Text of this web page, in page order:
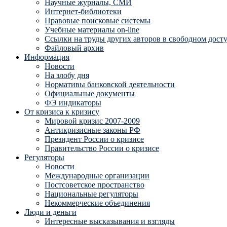
Научные журналы, СМИ
Интернет-библиотеки
Правовые поисковые системы
Учебные материалы on-line
Ссылки на труды других авторов в свободном
Файловый архив
Информация
Новости
На злобу дня
Нормативы банковской деятельности
Официальные документы
ФЭ индикаторы
От кризиса к кризису
Мировой кризис 2007-2009
Антикризисные законы РФ
Президент России о кризисе
Правительство России о кризисе
Регуляторы
Новости
Международные организации
Постсоветское пространство
Национальные регуляторы
Некоммерческие объединения
Люди и деньги
Интересные высказывания и взгляды